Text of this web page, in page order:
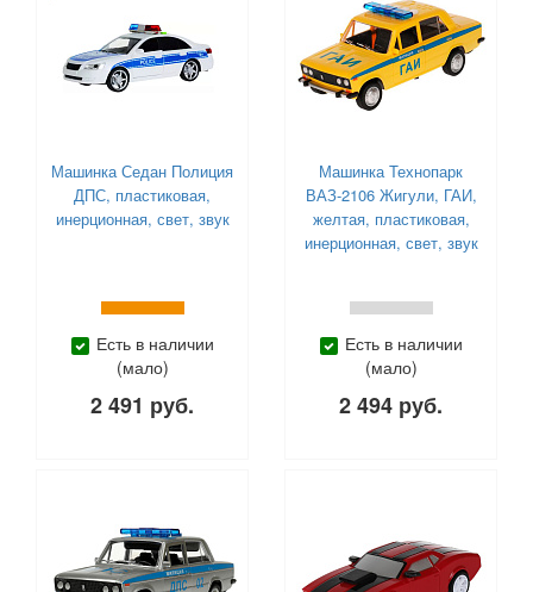
Машинка Седан Полиция
ДПС, пластиковая,
инерционная, свет, звук
Есть в наличии
(мало)
2 491 руб.
Машинка Технопарк
ВАЗ-2106 Жигули, ГАИ,
желтая, пластиковая,
инерционная, свет, звук
Есть в наличии
(мало)
2 494 руб.